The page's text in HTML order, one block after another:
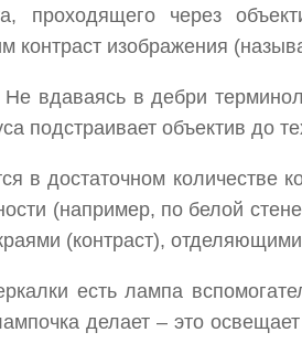
проходящего через
изображения
вдаваясь в дебри
объектив до
в достаточном количестве
(например, по белой
(контраст),
есть лампа
делает – это